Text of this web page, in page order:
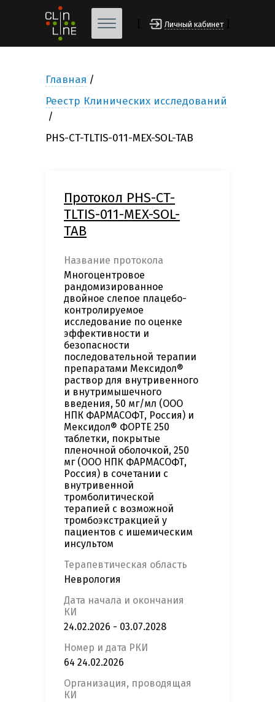
Личный кабинет
Главная
Реестр Клинических исследований
PHS-CT-TLTIS-011-MEX-SOL-TAB
Протокол PHS-CT-
TLTIS-011-MEX-SOL-
TAB
Название протокола
Многоцентровое
рандомизированное
двойное слепое плацебо-
контролируемое
исследование по оценке
эффективности и
безопасности
последовательной терапии
препаратами Мексидол®
раствор для внутривенного
и внутримышечного
введения, 50 мг/мл (ООО
НПК ФАРМАСОФТ, Россия) и
Мексидол® ФОРТЕ 250
таблетки, покрытые
пленочной оболочкой, 250
мг (ООО НПК ФАРМАСОФТ,
Россия) в сочетании с
внутривенной
тромболитической
терапией с возможной
тромбоэкстракцией у
пациентов с ишемическим
инсультом
Терапевтическая область
Неврология
Дата начала и окончания
КИ
24.02.2026 - 03.07.2028
Номер и дата РКИ
64 24.02.2026
Организация, проводящая
КИ